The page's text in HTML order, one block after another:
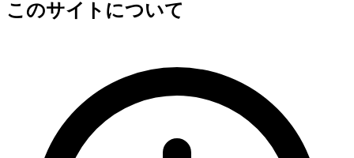
このサイトについて